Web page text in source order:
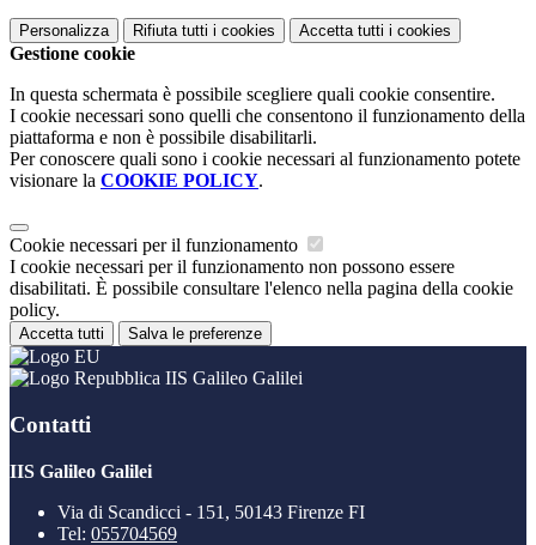
Personalizza Rifiuta tutti i cookies Accetta tutti i cookies
Gestione cookie
In questa schermata è possibile scegliere quali cookie consentire.
I cookie necessari sono quelli che consentono il funzionamento della
piattaforma e non è possibile disabilitarli.
Per conoscere quali sono i cookie necessari al funzionamento potete
visionare la COOKIE POLICY.
Cookie necessari per il funzionamento
I cookie necessari per il funzionamento non possono essere
disabilitati. È possibile consultare l'elenco nella pagina della cookie
policy.
Accetta tutti Salva le preferenze
IIS Galileo Galilei
Contatti
IIS Galileo Galilei
Via di Scandicci - 151, 50143 Firenze FI
Tel: 055704569